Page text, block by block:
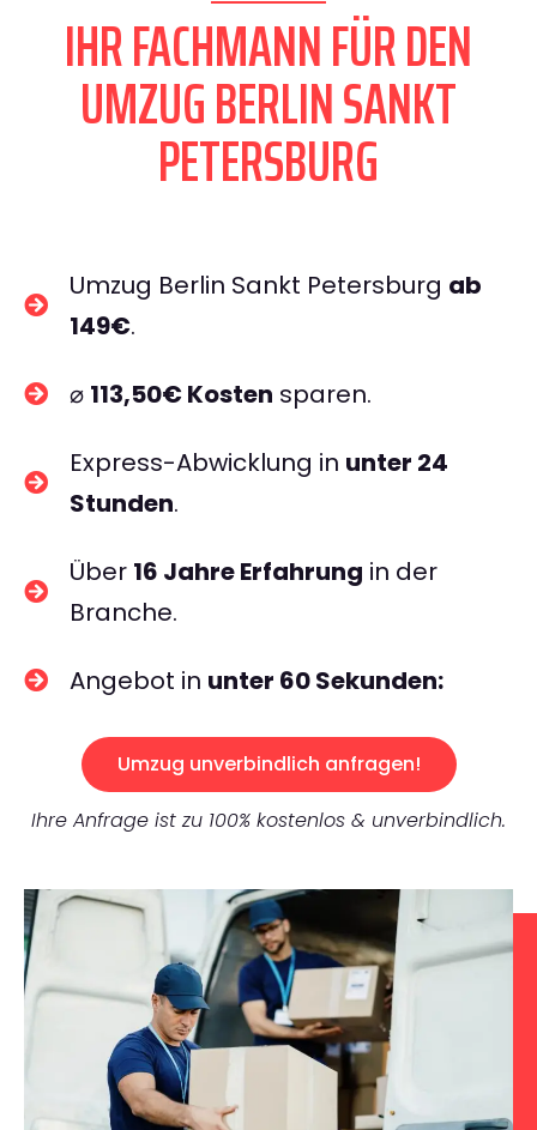
IHR FACHMANN FÜR DEN
UMZUG BERLIN SANKT
PETERSBURG
Umzug Berlin Sankt Petersburg ab
149€.
⌀ 113,50€ Kosten sparen.
Express-Abwicklung in unter 24
Stunden.
Über 16 Jahre Erfahrung in der
Branche.
Angebot in unter 60 Sekunden:
Umzug unverbindlich anfragen!
Ihre Anfrage ist zu 100% kostenlos & unverbindlich.